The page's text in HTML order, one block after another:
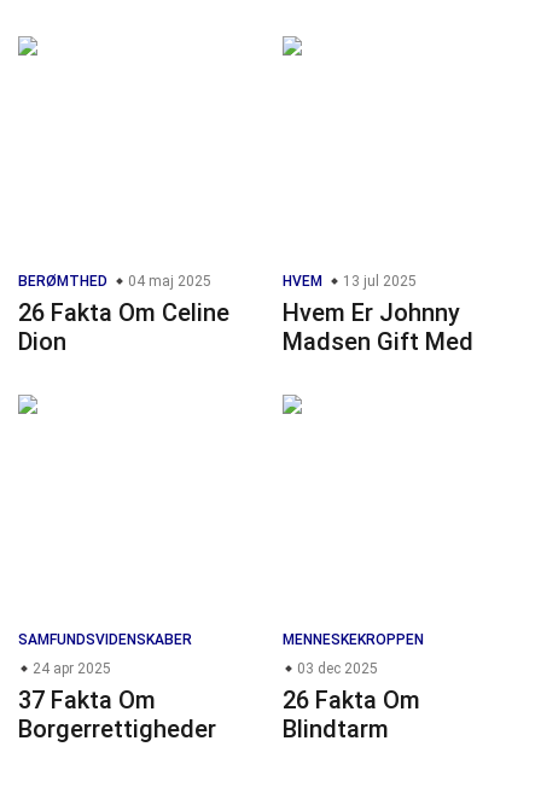
BERØMTHED 04 maj 2025
26 Fakta Om Celine
Dion
HVEM 13 jul 2025
Hvem Er Johnny
Madsen Gift Med
SAMFUNDSVIDENSKABER
24 apr 2025
37 Fakta Om
Borgerrettigheder
MENNESKEKROPPEN
03 dec 2025
26 Fakta Om
Blindtarm